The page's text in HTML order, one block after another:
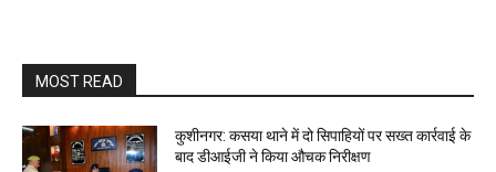
MOST READ
कुशीनगर: कसया थाने में दो सिपाहियों पर सख्त कार्रवाई के
बाद डीआईजी ने किया औचक निरीक्षण